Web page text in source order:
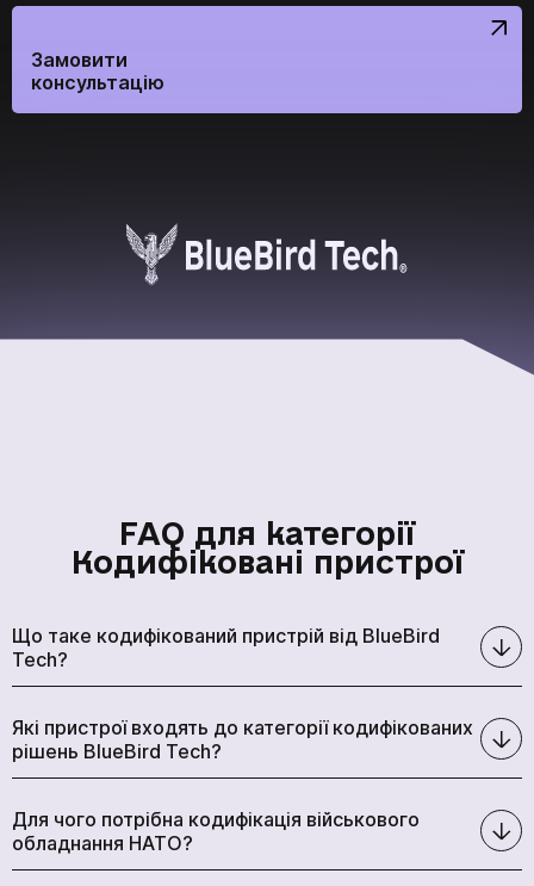
Замовити
консультацію
FAQ для категорії
Кодифіковані пристрої
Що таке кодифікований пристрій від BlueBird
Tech?
Які пристрої входять до категорії кодифікованих
рішень BlueBird Tech?
Для чого потрібна кодифікація військового
обладнання НАТО?